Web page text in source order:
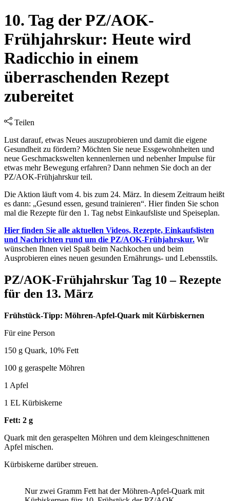
10. Tag der PZ/AOK-
Frühjahrskur: Heute wird
Radicchio in einem
überraschenden Rezept
zubereitet
Teilen
Lust darauf, etwas Neues auszuprobieren und damit die eigene
Gesundheit zu fördern? Möchten Sie neue Essgewohnheiten und
neue Geschmackswelten kennenlernen und nebenher Impulse für
etwas mehr Bewegung erfahren? Dann nehmen Sie doch an der
PZ/AOK-Frühjahrskur teil.
Die Aktion läuft vom 4. bis zum 24. März. In diesem Zeitraum heißt
es dann: „Gesund essen, gesund trainieren“. Hier finden Sie schon
mal die Rezepte für den 1. Tag nebst Einkaufsliste und Speiseplan.
Hier finden Sie alle aktuellen Videos, Rezepte, Einkaufslisten
und Nachrichten rund um die PZ/AOK-Frühjahrskur. Wir
wünschen Ihnen viel Spaß beim Nachkochen und beim
Ausprobieren eines neuen gesunden Ernährungs- und Lebensstils.
PZ/AOK-Frühjahrskur Tag 10 – Rezepte
für den 13. März
Frühstück-Tipp: Möhren-Apfel-Quark mit Kürbiskernen
Für eine Person
150 g Quark, 10% Fett
100 g geraspelte Möhren
1 Apfel
1 EL Kürbiskerne
Fett: 2 g
Quark mit den geraspelten Möhren und dem kleingeschnittenen
Apfel mischen.
Kürbiskerne darüber streuen.
Nur zwei Gramm Fett hat der Möhren-Apfel-Quark mit